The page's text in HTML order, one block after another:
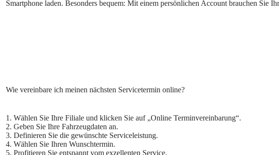
Smartphone laden. Besonders bequem: Mit einem persönlichen Account brauchen Sie
1. Wählen Sie Ihre Filiale und klicken Sie auf „Online Terminvereinbarung“.
2. Geben Sie Ihre Fahrzeugdaten an.
3. Definieren Sie die gewünschte Serviceleistung.
4. Wählen Sie Ihren Wunschtermin.
5. Profitieren Sie entspannt vom exzellenten Service.